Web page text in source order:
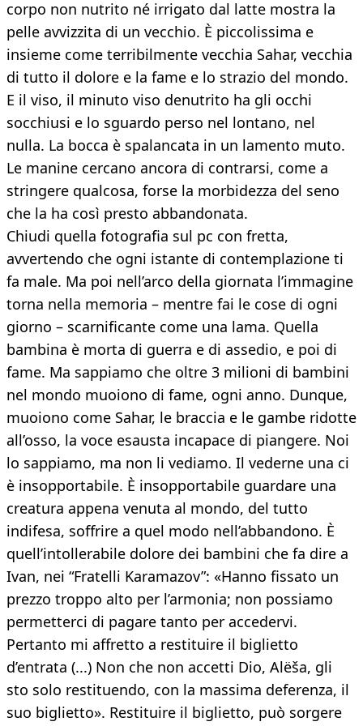
corpo non nutrito né irrigato dal latte mostra la
pelle avvizzita di un vecchio. È piccolissima e
insieme come terribilmente vecchia Sahar, vecchia
di tutto il dolore e la fame e lo strazio del mondo.
E il viso, il minuto viso denutrito ha gli occhi
socchiusi e lo sguardo perso nel lontano, nel
nulla. La bocca è spalancata in un lamento muto.
Le manine cercano ancora di contrarsi, come a
stringere qualcosa, forse la morbidezza del seno
che la ha così presto abbandonata.
Chiudi quella fotografia sul pc con fretta,
avvertendo che ogni istante di contemplazione ti
fa male. Ma poi nell’arco della giornata l’immagine
torna nella memoria – mentre fai le cose di ogni
giorno – scarnificante come una lama. Quella
bambina è morta di guerra e di assedio, e poi di
fame. Ma sappiamo che oltre 3 milioni di bambini
nel mondo muoiono di fame, ogni anno. Dunque,
muoiono come Sahar, le braccia e le gambe ridotte
all’osso, la voce esausta incapace di piangere. Noi
lo sappiamo, ma non li vediamo. Il vederne una ci
è insopportabile. È insopportabile guardare una
creatura appena venuta al mondo, del tutto
indifesa, soffrire a quel modo nell’abbandono. È
quell’intollerabile dolore dei bambini che fa dire a
Ivan, nei “Fratelli Karamazov”: «Hanno fissato un
prezzo troppo alto per l’armonia; non possiamo
permetterci di pagare tanto per accedervi.
Pertanto mi affretto a restituire il biglietto
d’entrata (...) Non che non accetti Dio, Alëša, gli
sto solo restituendo, con la massima deferenza, il
suo biglietto». Restituire il biglietto, può sorgere